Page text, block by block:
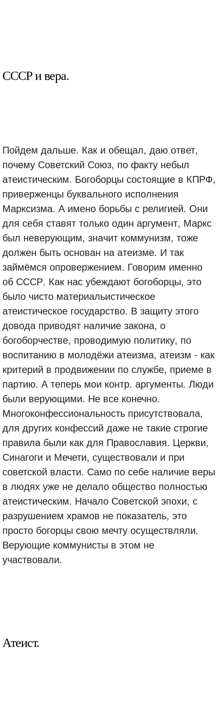
СССР и вера.
Пойдем дальше. Как и обещал, даю ответ,
почему Советский Союз, по факту небыл
атеистическим. Богоборцы состоящие в КПРФ,
приверженцы буквального исполнения
Марксизма. А имено борьбы с религией. Они
для себя ставят только один аргумент, Маркс
был неверующим, значит коммунизм, тоже
должен быть основан на атеизме. И так
займёмся опровержением. Говорим именно
об СССР. Как нас убеждают богоборцы, это
было чисто материальистическое
атеистическое государство. В защиту этого
довода приводят наличие закона, о
богоборчестве, проводимую политику, по
воспитанию в молодёжи атеизма, атеизм - как
критерий в продвижении по службе, приеме в
партию. А теперь мои контр. аргументы. Люди
были верующими. Не все конечно.
Многоконфессиональность присутствовала,
для других конфессий даже не такие строгие
правила были как для Православия. Церкви,
Синагоги и Мечети, существовали и при
советской власти. Само по себе наличие веры
в людях уже не делало общество полностью
атеистическим. Начало Советской эпохи, с
разрушением храмов не показатель, это
просто богорцы свою мечту осуществляли.
Верующие коммунисты в этом не
участвовали.
Атеист.